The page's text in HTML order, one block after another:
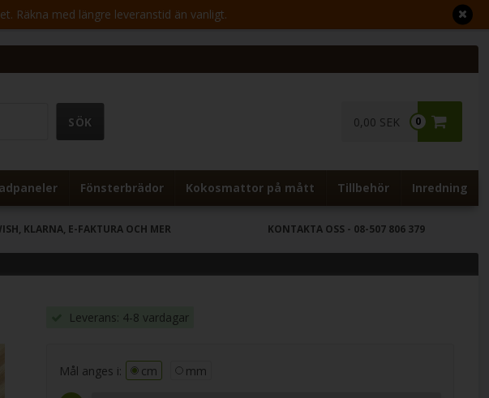
Räkna med längre leveranstid än vanligt.
0
0,00 SEK
Fönsterbrädor Kokosmattor på mått Tillbehör Inredning
KLARNA, E-FAKTURA OCH MER KONTAKTA OSS - 08-507 806 379
Leverans: 4-8 vardagar
Mål anges i: cm mm